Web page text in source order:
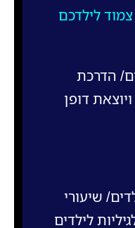
לילדכם
הדרכת
ויוצאת דופן
שיעורי
לילדים